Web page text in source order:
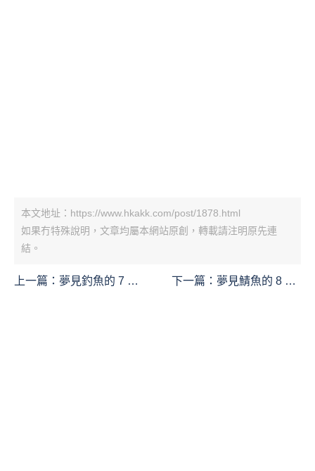
本文地址：https://www.hkakk.com/post/1878.html
如果冇特殊說明，文章均屬本網站原創，轉載請注明原先連
結。
上一篇： 夢見釣魚的 7 個
下一篇： 夢見鯖魚的 8 個